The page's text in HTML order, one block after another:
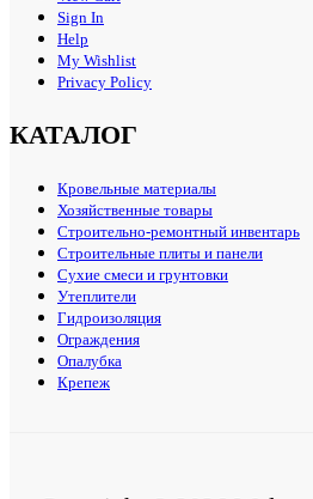
Sign In
Help
My Wishlist
Privacy Policy
КАТАЛОГ
Кровельные материалы
Хозяйственные товары
Строительно-ремонтный инвентарь
Строительные плиты и панели
Сухие смеси и грунтовки
Утеплители
Гидроизоляция
Ограждения
Опалубка
Крепеж